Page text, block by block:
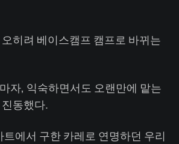
히려 베이스캠프 캠프로 바뀌는
자, 익숙하면서도 오랜만에 맡는
동했다.
에서 구한 카레로 연명하던 우리